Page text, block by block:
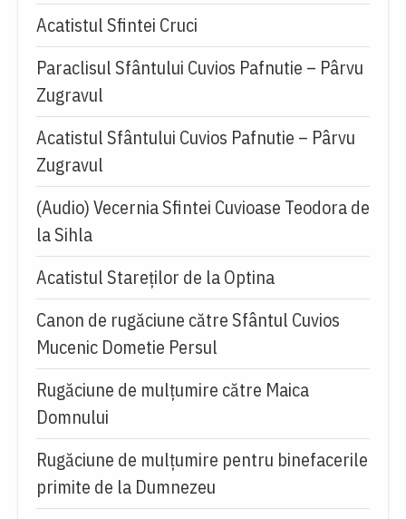
Acatistul Sfintei Cruci
Paraclisul Sfântului Cuvios Pafnutie – Pârvu
Zugravul
Acatistul Sfântului Cuvios Pafnutie – Pârvu
Zugravul
(Audio) Vecernia Sfintei Cuvioase Teodora de
la Sihla
Acatistul Stareţilor de la Optina
Canon de rugăciune către Sfântul Cuvios
Mucenic Dometie Persul
Rugăciune de mulţumire către Maica
Domnului
Rugăciune de mulțumire pentru binefacerile
primite de la Dumnezeu